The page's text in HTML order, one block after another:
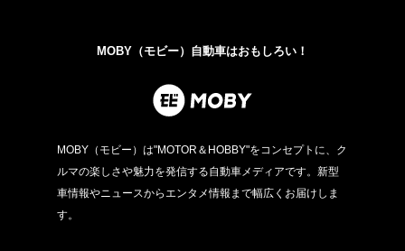
MOBY（モビー）自動車はおもしろい！
MOBY（モビー）は"MOTOR＆HOBBY"をコンセプトに、ク
ルマの楽しさや魅力を発信する自動車メディアです。新型
車情報やニュースからエンタメ情報まで幅広くお届けしま
す。